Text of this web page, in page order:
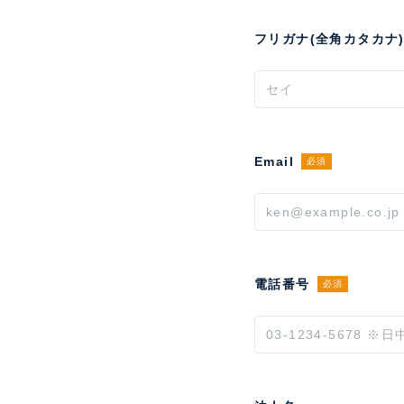
フリガナ(全角カタカナ)
Email 必須
電話番号 必須